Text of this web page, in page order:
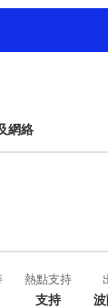
網絡
熱點支持
支持